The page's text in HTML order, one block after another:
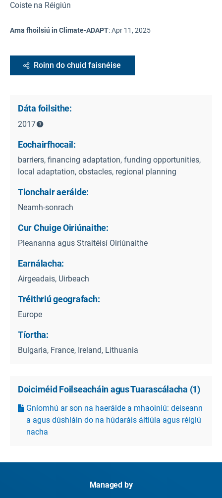
Coiste na Réigiún
Arna fhoilsiú in Climate-ADAPT:Apr 11, 2025
Roinn do chuid faisnéise
Dáta foilsithe:
2017
Eochairfhocail:
barriers, financing adaptation, funding opportunities,
local adaptation, obstacles, regional planning
Tionchair aeráide:
Neamh-sonrach
Cur Chuige Oiriúnaithe:
Pleananna agus Straitéisí Oiriúnaithe
Earnálacha:
Airgeadais, Uirbeach
Tréithriú geografach:
Europe
Tíortha:
Bulgaria, France, Ireland, Lithuania
Doiciméid Foilseacháin agus Tuarascálacha (1)
Gníomhú ar son na haeráide a mhaoiniú: deiseann
a agus dúshláin do na húdaráis áitiúla agus réigiú
nacha
Managed by